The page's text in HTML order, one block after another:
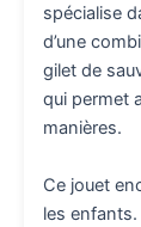
spécialise
d’une
gilet de
qui permet
manières.
Ce jouet
les